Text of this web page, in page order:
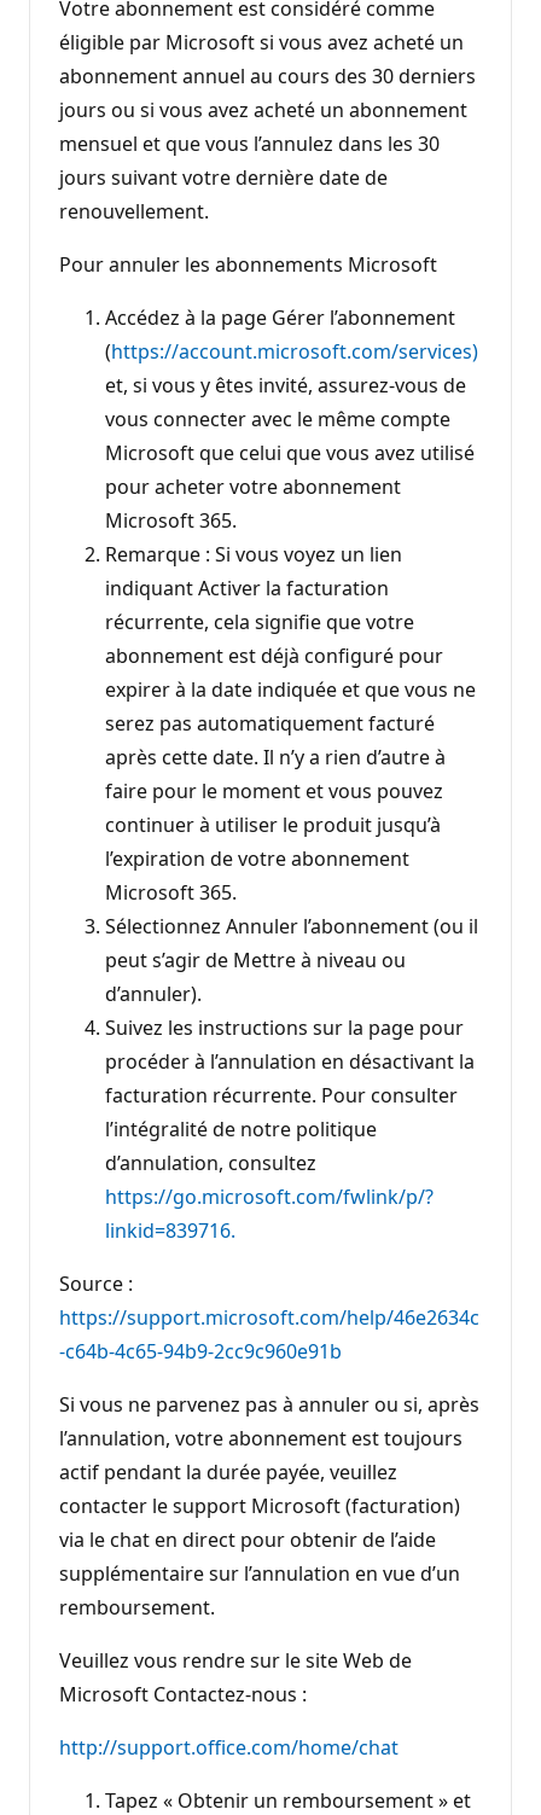
Votre abonnement est considéré comme
éligible par Microsoft si vous avez acheté un
abonnement annuel au cours des 30 derniers
jours ou si vous avez acheté un abonnement
mensuel et que vous l’annulez dans les 30
jours suivant votre dernière date de
renouvellement.
Pour annuler les abonnements Microsoft
Accédez à la page Gérer l’abonnement
(https://account.microsoft.com/services)
et, si vous y êtes invité, assurez-vous de
vous connecter avec le même compte
Microsoft que celui que vous avez utilisé
pour acheter votre abonnement
Microsoft 365.
Remarque : Si vous voyez un lien
indiquant Activer la facturation
récurrente, cela signifie que votre
abonnement est déjà configuré pour
expirer à la date indiquée et que vous ne
serez pas automatiquement facturé
après cette date. Il n’y a rien d’autre à
faire pour le moment et vous pouvez
continuer à utiliser le produit jusqu’à
l’expiration de votre abonnement
Microsoft 365.
Sélectionnez Annuler l’abonnement (ou il
peut s’agir de Mettre à niveau ou
d’annuler).
Suivez les instructions sur la page pour
procéder à l’annulation en désactivant la
facturation récurrente. Pour consulter
l’intégralité de notre politique
d’annulation, consultez
https://go.microsoft.com/fwlink/p/?
linkid=839716.
Source :
https://support.microsoft.com/help/46e2634c
-c64b-4c65-94b9-2cc9c960e91b
Si vous ne parvenez pas à annuler ou si, après
l’annulation, votre abonnement est toujours
actif pendant la durée payée, veuillez
contacter le support Microsoft (facturation)
via le chat en direct pour obtenir de l’aide
supplémentaire sur l’annulation en vue d’un
remboursement.
Veuillez vous rendre sur le site Web de
Microsoft Contactez-nous :
http://support.office.com/home/chat
Tapez « Obtenir un remboursement » et